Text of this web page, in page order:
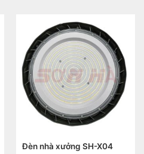
Đèn nhà xưởng SH-X04